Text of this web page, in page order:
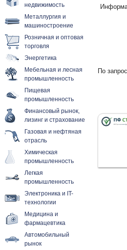
недвижимость
Металлургия и
машиностроение
Розничная и оптовая
торговля
Энергетика
Мебельная и лесная
промышленность
Пищевая
промышленность
Финансовый рынок,
лизинг и страхование
Газовая и нефтяная
отрасль
Химическая
промышленность
Легкая
промышленность
Электроника и IT-
технологии
Медицина и
фармацевтика
Автомобильный
рынок
По